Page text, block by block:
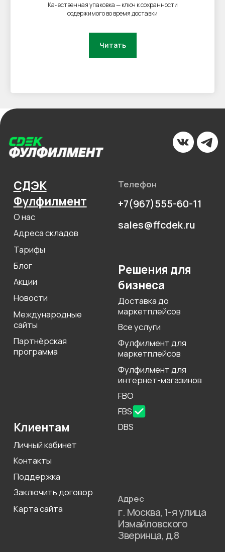
Качественная упаковка — ключ к сохранности
содержимого во время доставки
Читать